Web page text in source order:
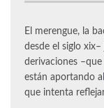
El merengue, la
desde el siglo
derivaciones
están aportando al
que intenta